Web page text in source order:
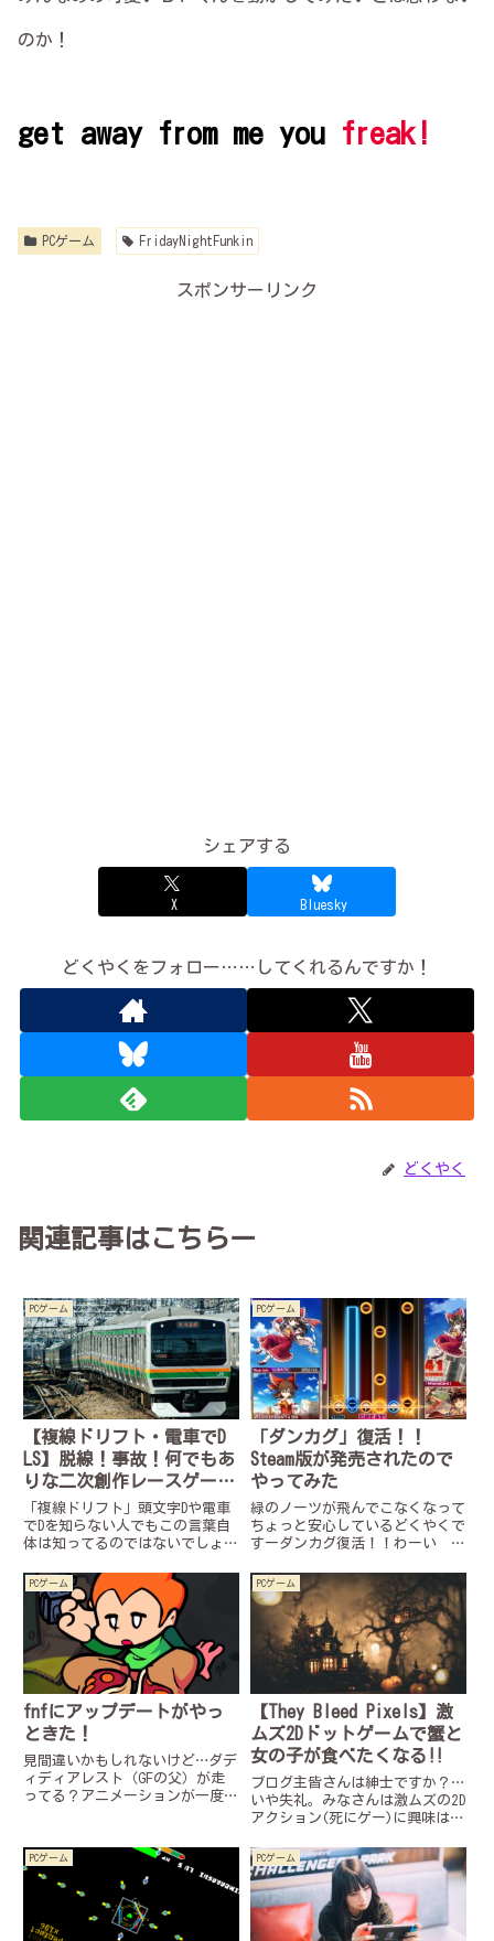
のか！
get away from me you freak!
PCゲーム FridayNightFunkin
スポンサーリンク
シェアする
X Bluesky
どくやくをフォロー……してくれるんですか！
どくやく
関連記事はこちらー
PCゲーム
【複線ドリフト・電車でD
LS】脱線！事故！何でもあ
りな二次創作レースゲー
ム！！
「複線ドリフト」頭文字Dや電車
でDを知らない人でもこの言葉自
体は知ってるのではないでしょう
ボケモン博士(@d4ttuchitotu)が
シェアした投稿このパワーワード
は電車でDという同人誌が元ネ
タ、しか...
PCゲーム
「ダンカグ」復活！！
Steam版が発売されたので
やってみた
緑のノーツが飛んでこなくなって
ちょっと安心しているどくやくで
すーダンカグ復活！！わーい わ
れムッズ！！？実況…？動画投稿
しました！良かったら見てって！
脅威の6レーンお試し程度のつも
りだったんだけど……約２年ぶ
り...
PCゲーム
fnfにアップデートがやっ
ときた！
見間違いかもしれないけど…ダデ
ィディアレスト（GFの父）が走
ってる？アニメーションが一度流
もし誰か見つけたら教えて……！
見間違いかもしれないけど （タ
イトル画面で放置してたら出た
PCゲーム
【They Bleed Pixels】激
ムズ2Dドットゲームで蟹と
女の子が食べたくなる‼︎
ブログ主皆さんは紳士ですか？…
いや失礼。みなさんは激ムズの2D
アクション(死にゲー)に興味はあ
Instagramで見る ボケモン博士
(@d4ttuchitotu)がシェアした投
稿もし興味があるならThey
Bleed ...
PCゲーム PCゲーム